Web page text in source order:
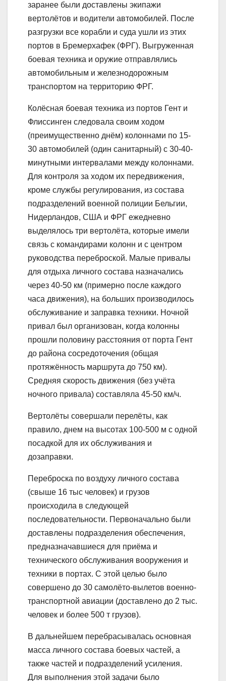
заранее были доставлены экипажи
вертолётов и водители автомобилей. После
разгрузки все корабли и суда ушли из этих
портов в Бремерхафек (ФРГ). Выгруженная
боевая техника и оружие отправлялись
автомобильным и железнодорожным
транспортом на территорию ФРГ.
Колёсная боевая техника из портов Гент и
Флиссинген следовала своим ходом
(преимущественно днём) колоннами по 15-
30 автомобилей (один санитарный) с 30-40-
минутными интервалами между колоннами.
Для контроля за ходом их передвижения,
кроме службы регулирования, из состава
подразделений военной полиции Бельгии,
Нидерландов, США и ФРГ ежедневно
выделялось три вертолёта, которые имели
связь с командирами колонн и с центром
руководства переброской. Малые привалы
для отдыха личного состава назначались
через 40-50 км (примерно после каждого
часа движения), на больших производилось
обслуживание и заправка техники. Ночной
привал был организован, когда колонны
прошли половину расстояния от порта Гент
до района сосредоточения (общая
протяжённость маршрута до 750 км).
Средняя скорость движения (без учёта
ночного привала) составляла 45-50 км/ч.
Вертолёты совершали перелёты, как
правило, днем на высотах 100-500 м с одной
посадкой для их обслуживания и
дозаправки.
Переброска по воздуху личного состава
(свыше 16 тыс человек) и грузов
происходила в следующей
последовательности. Первоначально были
доставлены подразделения обеспечения,
предназначавшиеся для приёма и
технического обслуживания вооружения и
техники в портах. С этой целью было
совершено до 30 самолёто-вылетов военно-
транспортной авиации (доставлено до 2 тыс.
человек и более 500 т грузов).
В дальнейшем перебрасывалась основная
масса личного состава боевых частей, а
также частей и подразделений усиления.
Для выполнения этой задачи было